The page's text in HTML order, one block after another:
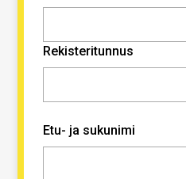
Rekisteritunnus
Etu- ja sukunimi